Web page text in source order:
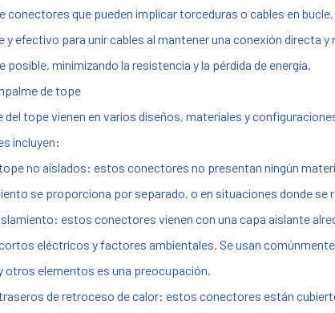
conectores que pueden implicar torceduras o cables en
efectivo para unir cables al mantener una conexión directa
minimizando la resistencia y la pérdida de energía.
de tope
tope vienen en varios diseños, materiales y
incluyen:
no aislados: estos conectores no presentan ningún
se proporciona por separado, o en situaciones donde se
estos conectores vienen con una capa aislante
eléctricos y factores ambientales. Se usan
otros elementos es una preocupación.
de retroceso de calor: estos conectores están